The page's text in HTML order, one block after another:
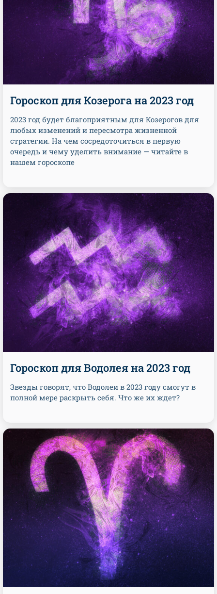
Гороскоп для Козерога на 2023 год
2023 год будет благоприятным для Козерогов для
любых изменений и пересмотра жизненной
стратегии. На чем сосредоточиться в первую
очередь и чему уделить внимание — читайте в
нашем гороскопе
Гороскоп для Водолея на 2023 год
Звезды говорят, что Водолеи в 2023 году смогут в
полной мере раскрыть себя. Что же их ждет?